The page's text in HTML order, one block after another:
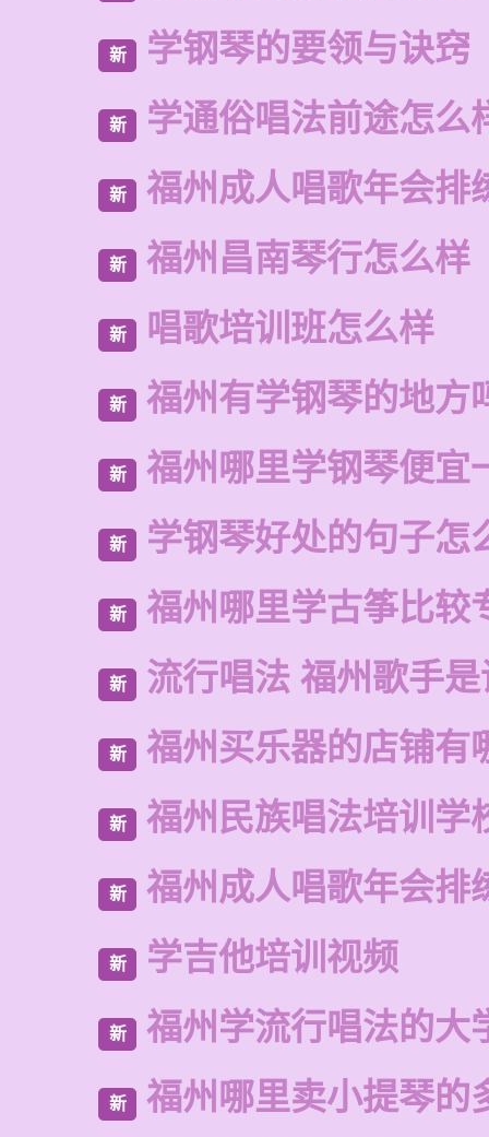
新 学钢琴的要领与诀窍
新 学通俗唱法前途怎么
新 福州成人唱歌年会排
新 福州昌南琴行怎么样
新 唱歌培训班怎么样
新 福州有学钢琴的地方
新 福州哪里学钢琴便宜
新 学钢琴好处的句子怎
新 福州哪里学古筝比较
新 流行唱法 福州歌手
新 福州买乐器的店铺有
新 福州民族唱法培训学
新 福州成人唱歌年会排
新 学吉他培训视频
新 福州学流行唱法的大
新 福州哪里卖小提琴的